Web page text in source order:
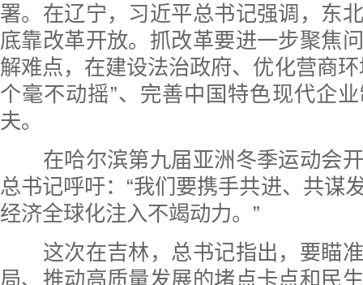
署。在辽宁，习近平总书记强调，东
底靠改革开放。抓改革要进一步聚焦
解难点，在建设法治政府、优化营商
个毫不动摇”、完善中国特色现代企
夫。
在哈尔滨第九届亚洲冬季运动会开
总书记呼吁：“我们要携手共进、共谋
经济全球化注入不竭动力。”
这次在吉林，总书记指出，要瞄准
局、推动高质量发展的堵点卡点和民